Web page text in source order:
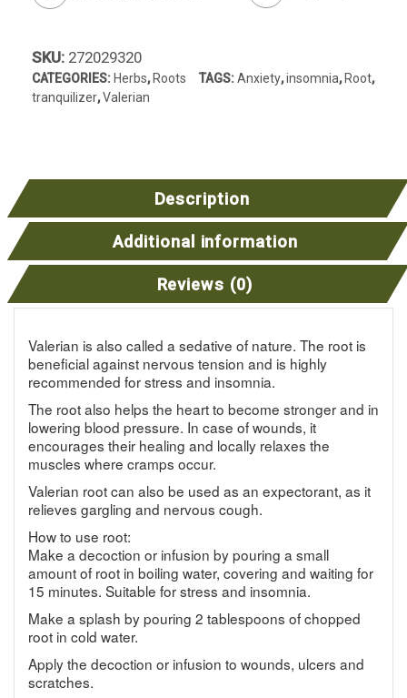
SKU: 272029320
CATEGORIES: Herbs, Roots TAGS:Anxiety,insomnia, Root,
tranquilizer,Valerian
Description
Additional information
Reviews (0)
Valerian is also called a sedative of nature. The root is
beneficial against nervous tension and is highly
recommended for stress and insomnia.
The root also helps the heart to become stronger and in
lowering blood pressure. In case of wounds, it
encourages their healing and locally relaxes the
muscles where cramps occur.
Valerian root can also be used as an expectorant, as it
relieves gargling and nervous cough.
How to use root:
Make a decoction or infusion by pouring a small
amount of root in boiling water, covering and waiting for
15 minutes. Suitable for stress and insomnia.
Make a splash by pouring 2 tablespoons of chopped
root in cold water.
Apply the decoction or infusion to wounds, ulcers and
scratches.